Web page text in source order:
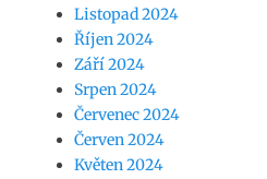
Listopad 2024
Říjen 2024
Září 2024
Srpen 2024
Červenec 2024
Červen 2024
Květen 2024